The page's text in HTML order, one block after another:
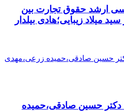
ارشد حقوق تجارت بین
میلاد زیبایی؛هادی بیلدار
حسین صادقی،حمیده